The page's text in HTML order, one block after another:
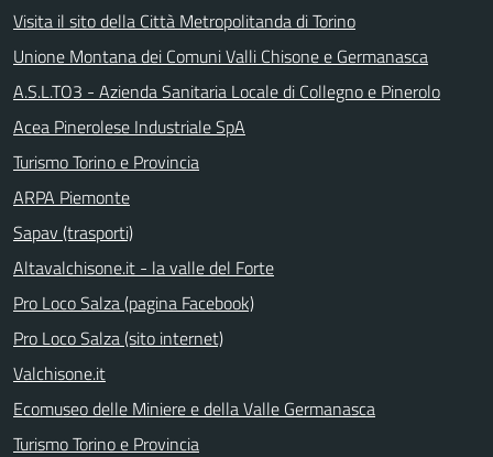
Visita il sito della Città Metropolitanda di Torino
Unione Montana dei Comuni Valli Chisone e Germanasca
A.S.L.TO3 - Azienda Sanitaria Locale di Collegno e Pinerolo
Acea Pinerolese Industriale SpA
Turismo Torino e Provincia
ARPA Piemonte
Sapav (trasporti)
Altavalchisone.it - la valle del Forte
Pro Loco Salza (pagina Facebook)
Pro Loco Salza (sito internet)
Valchisone.it
Ecomuseo delle Miniere e della Valle Germanasca
Turismo Torino e Provincia